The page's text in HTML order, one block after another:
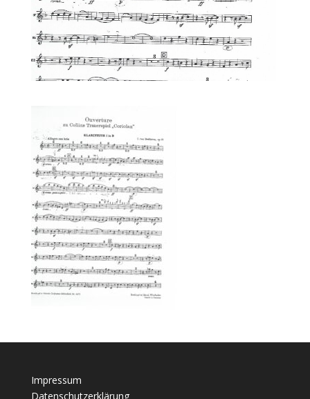
Impressum
Datenschutzerklärung